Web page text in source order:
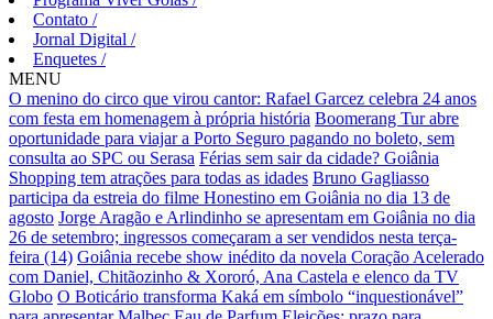
Contato /
Jornal Digital /
Enquetes /
MENU
O menino do circo que virou cantor: Rafael Garcez celebra 24 anos
com festa em homenagem à própria história Boomerang Tur abre
oportunidade para viajar a Porto Seguro pagando no boleto, sem
consulta ao SPC ou Serasa Férias sem sair da cidade? Goiânia
Shopping tem atrações para todas as idades Bruno Gagliasso
participa da estreia do filme Honestino em Goiânia no dia 13 de
agosto Jorge Aragão e Arlindinho se apresentam em Goiânia no dia
26 de setembro; ingressos começaram a ser vendidos nesta terça-
feira (14) Goiânia recebe show inédito da novela Coração Acelerado
com Daniel, Chitãozinho & Xororó, Ana Castela e elenco da TV
Globo O Boticário transforma Kaká em símbolo “inquestionável”